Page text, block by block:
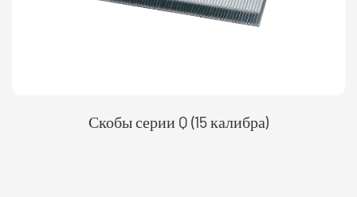
Скобы серии Q (15 калибра)